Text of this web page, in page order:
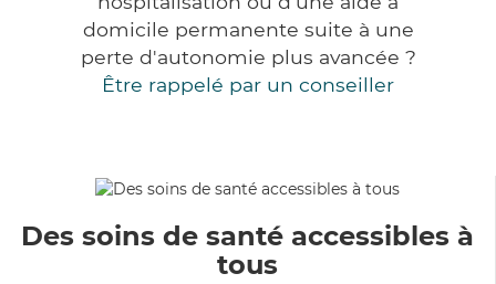
domicile permanente suite à une
perte d'autonomie plus avancée ?
Être rappelé par un conseiller
Des soins de santé accessibles à
tous